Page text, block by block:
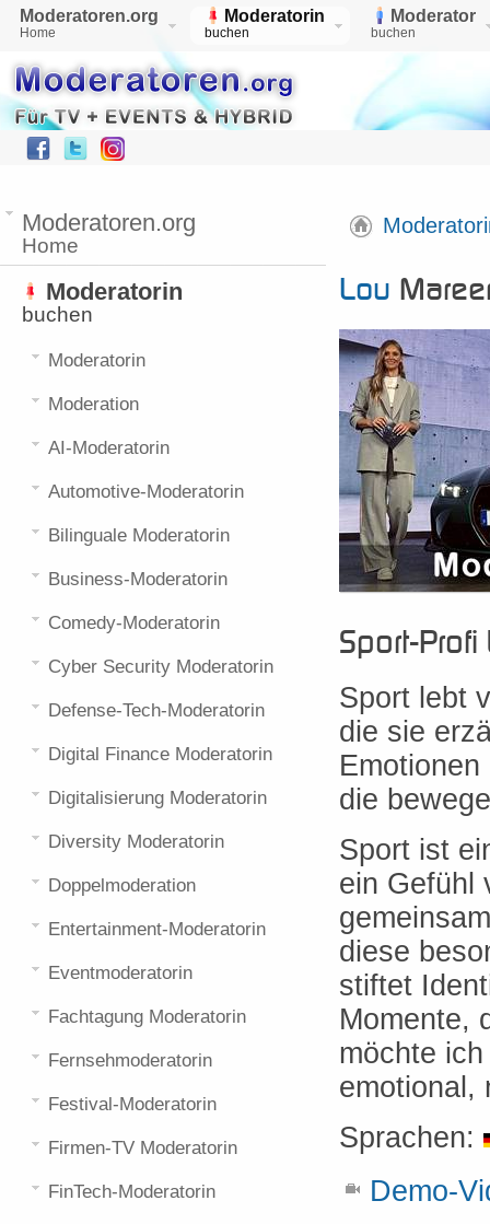
Moderatoren.org
Home
Moderatorin
buchen
Moderator
buchen
Lou
Sport-Profi
Sport lebt
die sie
die
Sport ist
ein Gefühl
diese
stiftet
Momente,
möchte
emotional,
Sprachen:
Demo-
Moderatoren.org
Home
Moderatorin
buchen
Moderatorin
Moderation
AI-Moderatorin
Automotive-Moderatorin
Bilinguale Moderatorin
Business-Moderatorin
Comedy-Moderatorin
Cyber Security Moderatorin
Defense-Tech-Moderatorin
Digital Finance Moderatorin
Digitalisierung Moderatorin
Diversity Moderatorin
Doppelmoderation
Entertainment-Moderatorin
Eventmoderatorin
Fachtagung Moderatorin
Fernsehmoderatorin
Festival-Moderatorin
Firmen-TV Moderatorin
FinTech-Moderatorin